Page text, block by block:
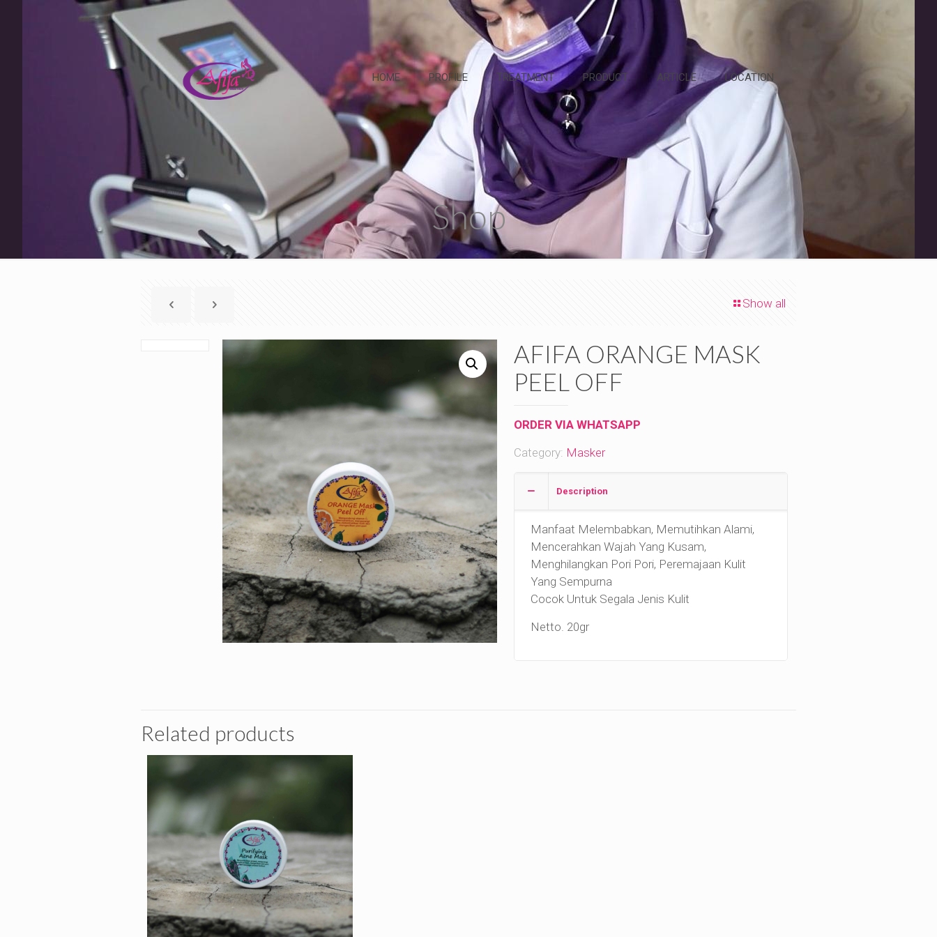
HOME PROFILE TREATMENT PRODUCT ARTICLE LOCATION
Shop
Show all
AFIFA ORANGE MASK
PEEL OFF
ORDER VIA WHATSAPP
Category: Masker
Description
Manfaat Melembabkan, Memutihkan Alami,
Mencerahkan Wajah Yang Kusam,
Menghilangkan Pori Pori, Peremajaan Kulit
Yang Sempurna
Cocok Untuk Segala Jenis Kulit
Netto. 20gr
Related products